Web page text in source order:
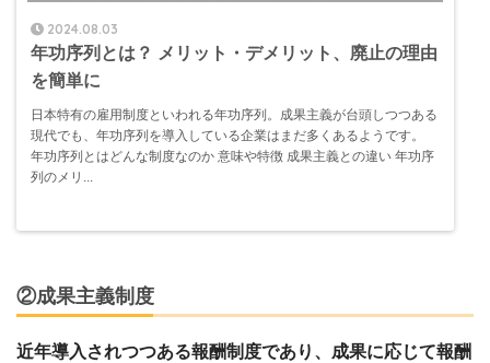
2024.08.03
年功序列とは？ メリット・デメリット、廃止の理由
を簡単に
日本特有の雇用制度といわれる年功序列。成果主義が台頭しつつある
現代でも、年功序列を導入している企業はまだ多くあるようです。
年功序列とはどんな制度なのか 意味や特徴 成果主義との違い 年功序
列のメリ...
②成果主義制度
近年導入されつつある報酬制度であり、成果に応じて報酬